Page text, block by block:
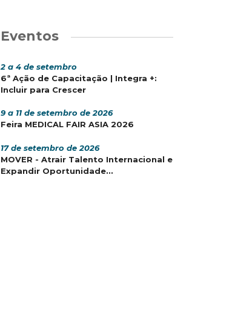
Eventos
2 a 4 de setembro
6ª Ação de Capacitação | Integra +:
Incluir para Crescer
9 a 11 de setembro de 2026
Feira MEDICAL FAIR ASIA 2026
17 de setembro de 2026
MOVER - Atrair Talento Internacional e
Expandir Oportunidade...